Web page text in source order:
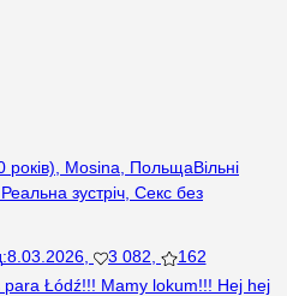
років), Mosina, ПольщаВільні
Реальна зустріч Секс без
:8.03.2026 3 082
162
Łódź!!! Mamy lokum!!! Hej hej